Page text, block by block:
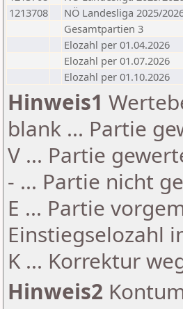
1213708
NÖ Landesliga 2025/
Gesamtpartien 3
Elozahl per 01.04.2026
Elozahl per 01.07.2026
Elozahl per 01.10.2026
Hinweis1
blank ... Partie
V ... Partie
- ... Partie nicht
E ... Partie
Einstiegselozahl
K ... Korrektur
Hinweis2